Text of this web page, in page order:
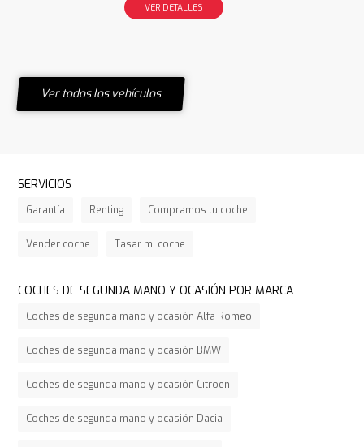
VER DETALLES
Ver todos los vehículos
SERVICIOS
Garantía Renting Compramos tu coche
Vender coche Tasar mi coche
COCHES DE SEGUNDA MANO Y OCASIÓN POR MARCA
Coches de segunda mano y ocasión Alfa Romeo
Coches de segunda mano y ocasión BMW
Coches de segunda mano y ocasión Citroen
Coches de segunda mano y ocasión Dacia